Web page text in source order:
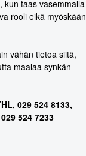
kun taas vasemmalla
rooli eikä myöskään
vähän tietoa siitä,
maalaa synkän
029 524 8133,
524 7233